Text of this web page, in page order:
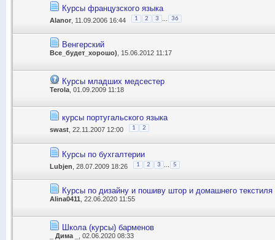
Курсы французского языка
Alanor , 11.09.2006 16:44 1 2 3 36
Венгерский
Все_будет_хорошо), 15.06.2012 11:17
Курсы младших медсестер
Terola , 01.09.2009 11:18
курсы португальского языка
swast , 22.11.2007 12:00 1 2
Курсы по бухгалтерии
Lubjen , 28.07.2009 18:26 1 2 3 5
Курсы по дизайну и пошиву штор и домашнего текстиля
Alina0411 , 22.06.2020 11:55
Школа (курсы) барменов
_ Дима _ , 02.06.2020 08:33